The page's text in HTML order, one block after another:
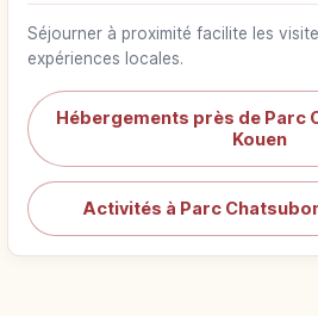
Séjourner à proximité facilite les
expériences locales.
Hébergements près de Parc
Kouen
Activités à Parc